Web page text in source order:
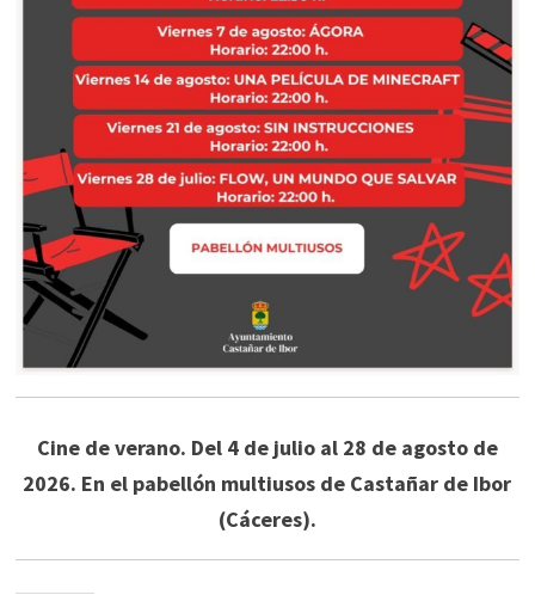
Cine de verano. Del 4 de julio al 28 de agosto de
2026. En el pabellón multiusos de Castañar de Ibor
(Cáceres).